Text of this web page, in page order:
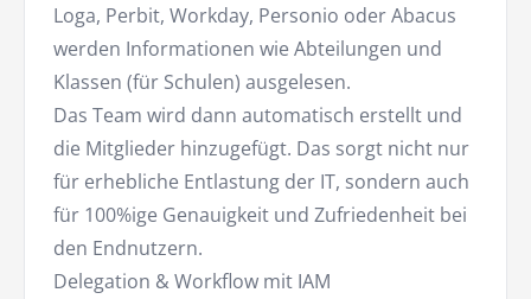
Loga, Perbit, Workday, Personio oder Abacus
werden Informationen wie Abteilungen und
Klassen (für Schulen) ausgelesen.
Das Team wird dann automatisch erstellt und
die Mitglieder hinzugefügt. Das sorgt nicht nur
für erhebliche Entlastung der IT, sondern auch
für 100%ige Genauigkeit und Zufriedenheit bei
den Endnutzern.
Delegation & Workflow mit IAM